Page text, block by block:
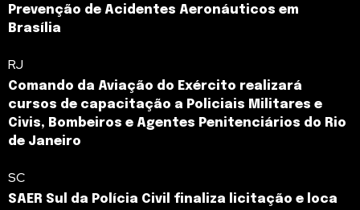
Prevenção de Acidentes Aeronáuticos em
Brasília
RJ
Comando da Aviação do Exército realizará
cursos de capacitação a Policiais Militares e
Civis, Bombeiros e Agentes Penitenciários do Rio
de Janeiro
SC
SAER Sul da Polícia Civil finaliza licitação e loca